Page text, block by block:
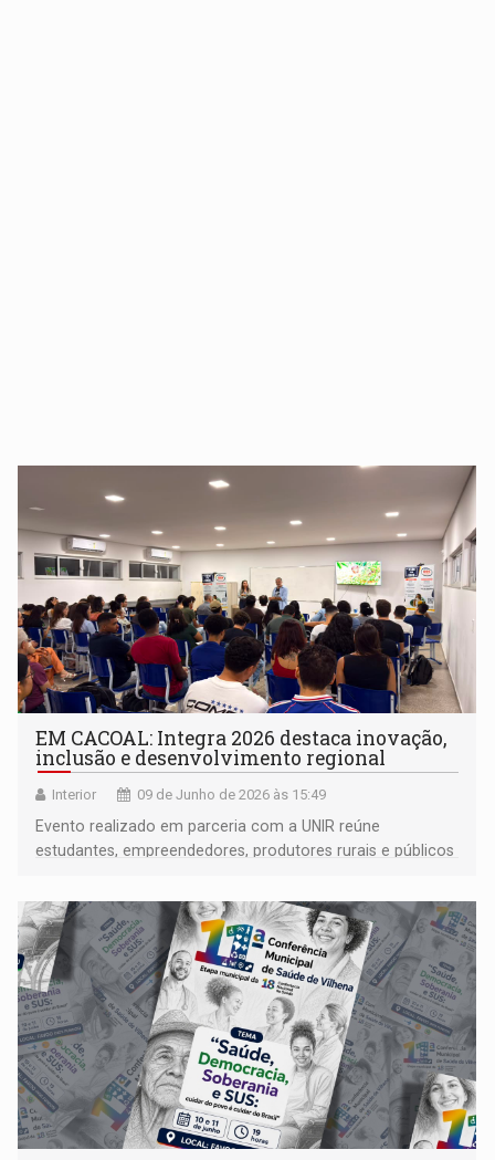
EM CACOAL: Integra 2026 destaca inovação,
inclusão e desenvolvimento regional
Interior 09 de Junho de 2026 às 15:49
Evento realizado em parceria com a UNIR reúne
estudantes, empreendedores, produtores rurais e públicos
futuro